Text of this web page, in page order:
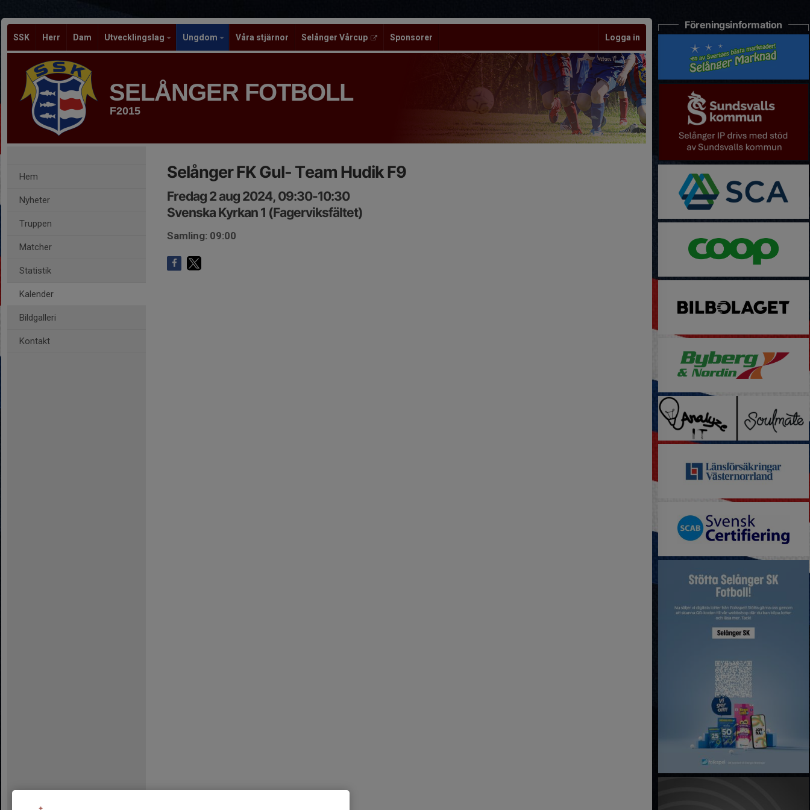
SSK Herr Dam Utvecklingslag Ungdom Våra stjärnor Selånger Vårcup Sponsorer Logga in
SELÅNGER FOTBOLL
F2015
Hem
Nyheter
Truppen
Matcher
Statistik
Kalender
Bildgalleri
Kontakt
Selånger FK Gul- Team Hudik F9
Fredag 2 aug 2024, 09:30-10:30
Svenska Kyrkan 1 (Fagerviksfältet)
Samling: 09:00
Föreningsinformation